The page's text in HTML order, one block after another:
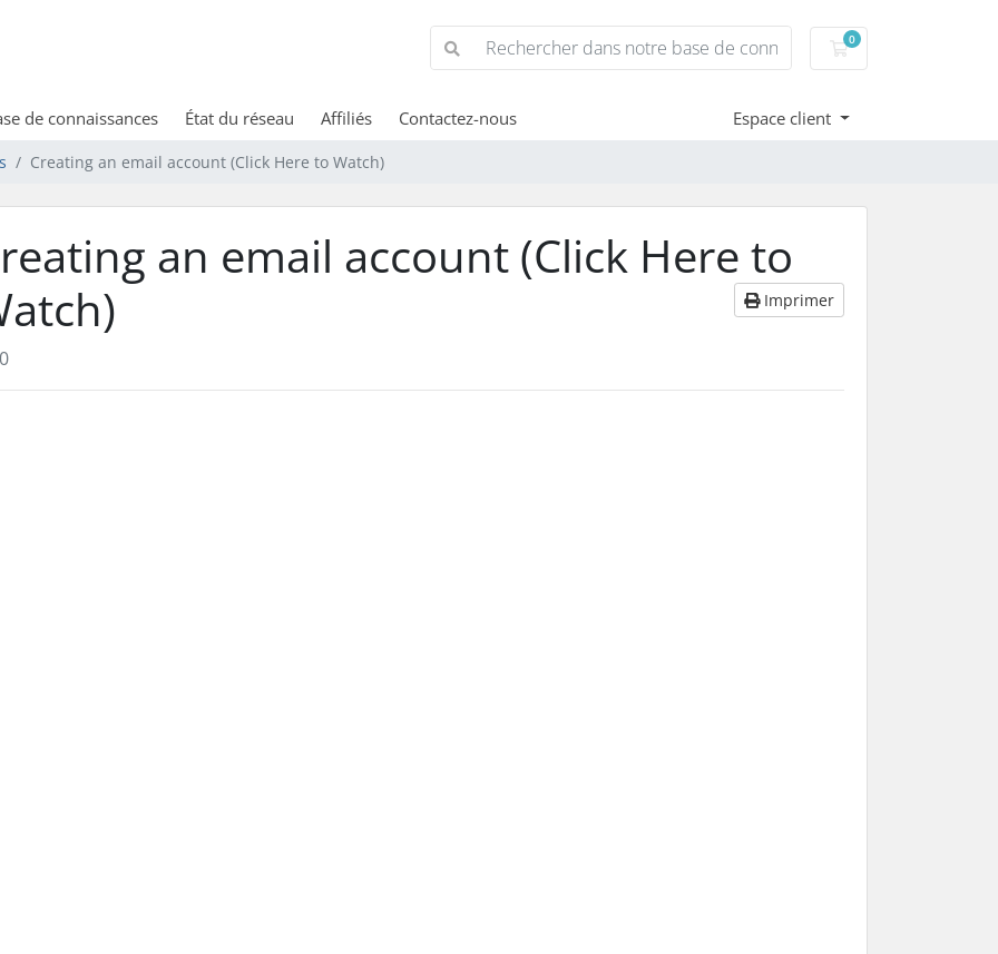
0
Votre panier
de connaissances État du réseau Affiliés Contactez-nous Espace client
Creating an email account (Click Here to Watch)
an email account (Click Here to
Imprimer
0